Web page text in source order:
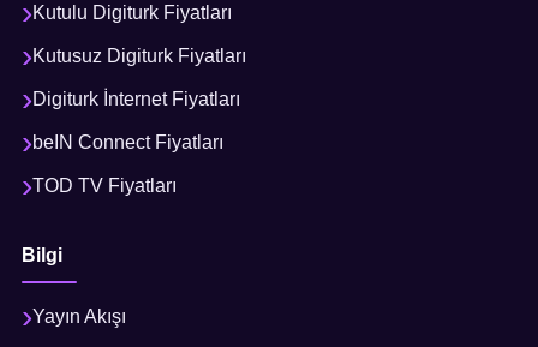
Kutulu Digiturk Fiyatları
Kutusuz Digiturk Fiyatları
Digiturk İnternet Fiyatları
beIN Connect Fiyatları
TOD TV Fiyatları
Bilgi
Yayın Akışı